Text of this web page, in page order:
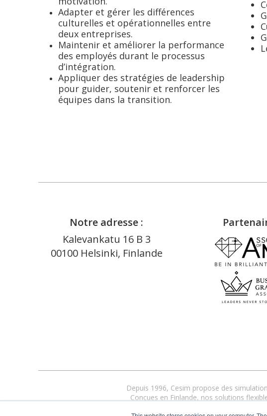
Adapter et gérer les différences
culturelles et opérationnelles entre
deux entreprises.
Maintenir et améliorer la performance
des employés durant le processus
d’intégration.
Appliquer des stratégies de leadership
pour guider, soutenir et renforcer les
équipes dans la transition.
Notre adresse :
Kalevankatu 16 B 3
00100 Helsinki, Finlande
Depuis 1996, Cesim propose des
Conçues en Finlande, nos solutions